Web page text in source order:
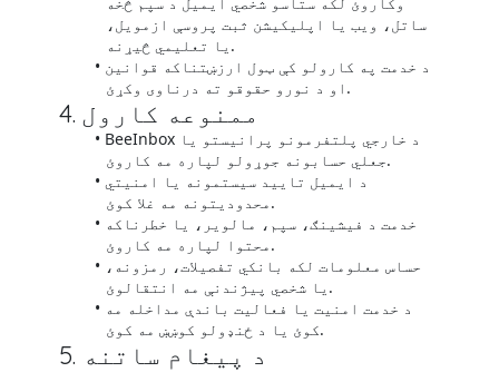
ساتل، ویب یا اپلیکیشن ثبت پروسې ازمویل،
یا تعلیمي څیړنه.
د خدمت په کارولو کې ټول ارزښتناکه قوانین
او د نورو حقوقو ته درناوی وکړئ.
4. ممنوعه کارول
BeeInbox د خارجي پلتفرمونو پرانیستو یا
جعلي حسابونه جوړولو لپاره مه کاروئ.
د ایمیل تایید سیستمونه یا امنیتي
محدودیتونه مه غلا کوئ.
خدمت د فیشینګ، سپم، مالویر، یا خطرناکه
محتوا لپاره مه کاروئ.
حساس معلومات لکه بانکي تفصیلات، رمزونه،
یا شخصي پیژندنې مه انتقالوئ.
د خدمت امنیت یا فعالیت باندې مداخله مه
کوئ یا د ځنډولو کوښښ مه کوئ.
5. د پیغام ساتنه